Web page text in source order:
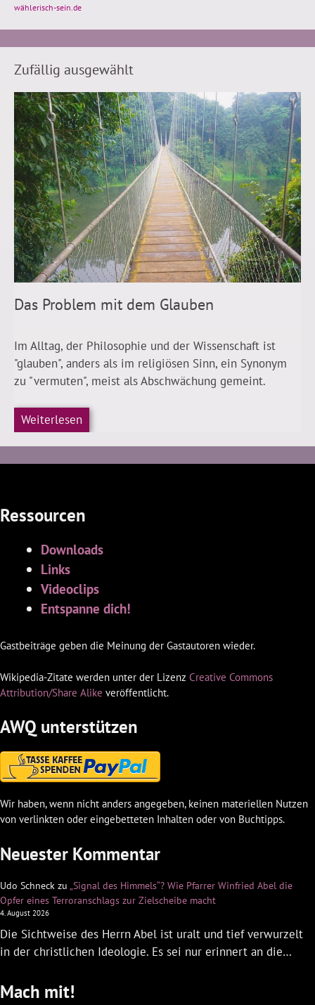
wählerisch-sein.de
Zufällig ausgewählt
Das Problem mit dem Glauben
Im Alltag, der Philosophie und der Wissenschaft ist
"glauben", anders als im religiösen Sinn, ein Synonym
zu "vermuten", meist als Abschwächung gemeint.
Weiterlesen
Ressourcen
Downloads
Links
Videoclips
Entspanne dich!
Gastbeiträge geben die Meinung der Gastautoren wieder.
Wikipedia-Zitate werden unter der Lizenz Creative Commons
Attribution/Share Alike veröffentlicht.
AWQ unterstützen
Wir haben, wenn nicht anders angegeben, keinen materiellen Nutzen
von verlinkten oder eingebetteten Inhalten oder von Buchtipps.
Neuester Kommentar
Udo Schneck zu „Signal des Himmels“? Wie Pfarrer Winfried Abel die
Opfer eines Terroranschlags zur Zielscheibe macht
4. August 2026
Die Sichtweise des Herrn Abel ist uralt und tief verwurzelt
in der christlichen Ideologie. Es sei nur erinnert an die…
Mach mit!